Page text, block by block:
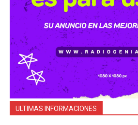
ULTIMAS INFORMACIONES